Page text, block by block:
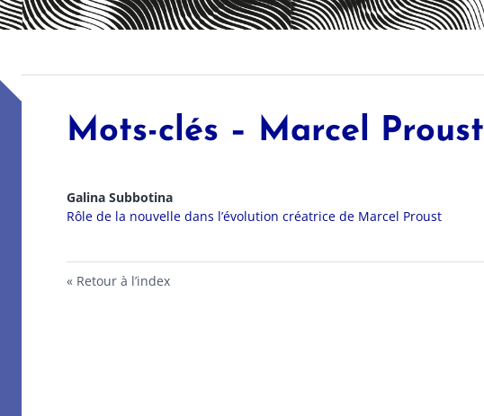
Mots-clés – Marcel Proust
Galina Subbotina
Rôle de la nouvelle dans l’évolution créatrice de Marcel Proust
Retour à l’index